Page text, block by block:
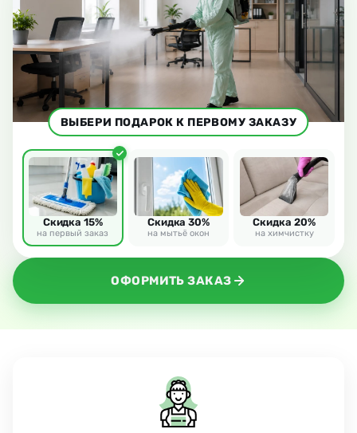
ОФОРМИТЬ ЗАКАЗ
ВЫБЕРИ ПОДАРОК К ПЕРВОМУ ЗАКАЗУ
Скидка 15%
на первый заказ
Скидка 30%
на мытьё окон
Скидка 20%
на химчистку